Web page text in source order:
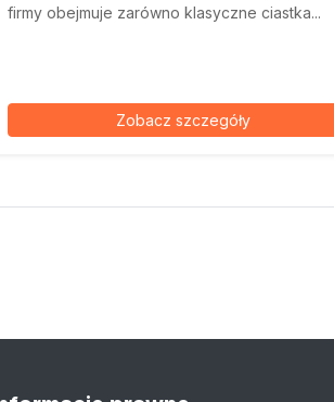
firmy obejmuje zarówno klasyczne ciastka...
Zobacz szczegóły